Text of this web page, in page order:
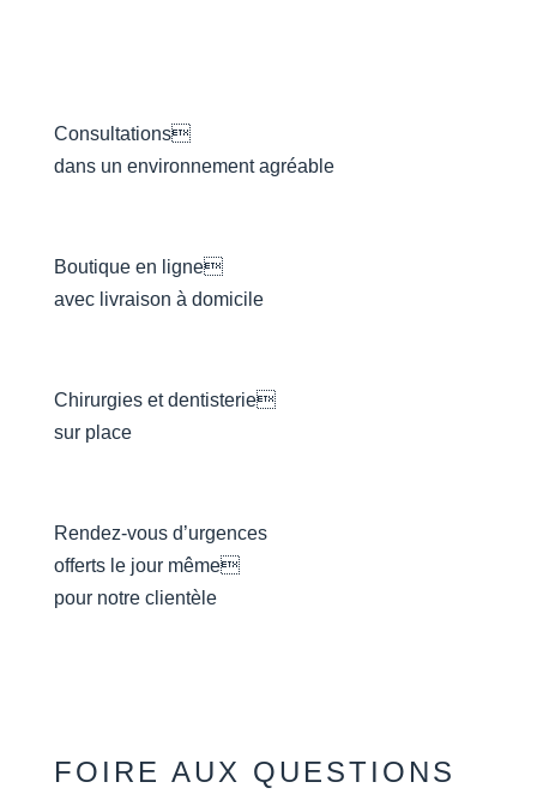
Consultations
dans un environnement agréable
Boutique en ligne
avec livraison à domicile
Chirurgies et dentisterie
sur place
Rendez-vous d’urgences
offerts le jour même
pour notre clientèle
FOIRE AUX QUESTIONS